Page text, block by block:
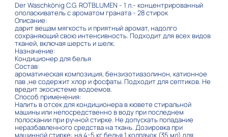
Der Waschkönig C.G. ROTBLUMEN - 1 л.- концентрированный
ополаскиватель с ароматом граната - 28 стирок
Описание:
дарит вещам мягкость и приятный аромат, надолго
сохраняющий свою интенсивность. Подходит для всех видов
тканей, включая шерсть и шелк.
Назначение:
Кондиционер для белья
Состав:
ароматическая композиция, бензизотиазолинон, катионное
пав ,не содержит хлор и фосфаты. Подходит для септиков. Не
вредит экосистеме водоемов.
Способ применения:
Налить в отсек для кондиционера в кювете стиральной
машины или непосредственно в воду при последнем
полоскании при ручной стирке. Не допускать попадание
неразбавленного средства на ткань. Дозировка при
машинной стирке: на 4-5 кг белья 1 колпачок (35 мл) для